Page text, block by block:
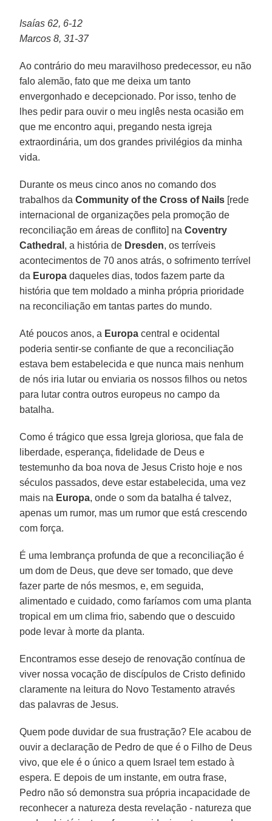
Isaías 62, 6-12
Marcos 8, 31-37
Ao contrário do meu maravilhoso predecessor, eu não
falo alemão, fato que me deixa um tanto
envergonhado e decepcionado. Por isso, tenho de
lhes pedir para ouvir o meu inglês nesta ocasião em
que me encontro aqui, pregando nesta igreja
extraordinária, um dos grandes privilégios da minha
vida.
Durante os meus cinco anos no comando dos
trabalhos daCommunity of the Cross of Nails [rede
internacional de organizações pela promoção de
reconciliação em áreas de conflito] naCoventry
Cathedral , a história de Dresden, os terríveis
acontecimentos de 70 anos atrás, o sofrimento terrível
da Europa daqueles dias, todos fazem parte da
história que tem moldado a minha própria prioridade
na reconciliação em tantas partes do mundo.
Até poucos anos, a Europa central e ocidental
poderia sentir-se confiante de que a reconciliação
estava bem estabelecida e que nunca mais nenhum
de nós iria lutar ou enviaria os nossos filhos ou netos
para lutar contra outros europeus no campo da
batalha.
Como é trágico que essa Igreja gloriosa, que fala de
liberdade, esperança, fidelidade de Deus e
testemunho da boa nova de Jesus Cristo hoje e nos
séculos passados, deve estar estabelecida, uma vez
mais na Europa, onde o som da batalha é talvez,
apenas um rumor, mas um rumor que está crescendo
com força.
É uma lembrança profunda de que a reconciliação é
um dom de Deus, que deve ser tomado, que deve
fazer parte de nós mesmos, e, em seguida,
alimentado e cuidado, como faríamos com uma planta
tropical em um clima frio, sabendo que o descuido
pode levar à morte da planta.
Encontramos esse desejo de renovação contínua de
viver nossa vocação de discípulos de Cristo definido
claramente na leitura do Novo Testamento através
das palavras de Jesus.
Quem pode duvidar de sua frustração? Ele acabou de
ouvir a declaração de Pedro de que é o Filho de Deus
vivo, que ele é o único a quem Israel tem estado à
espera. E depois de um instante, em outra frase,
Pedro não só demonstra sua própria incapacidade de
reconhecer a natureza desta revelação - natureza que